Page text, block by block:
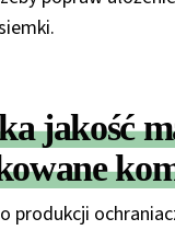
jakość
produkcji